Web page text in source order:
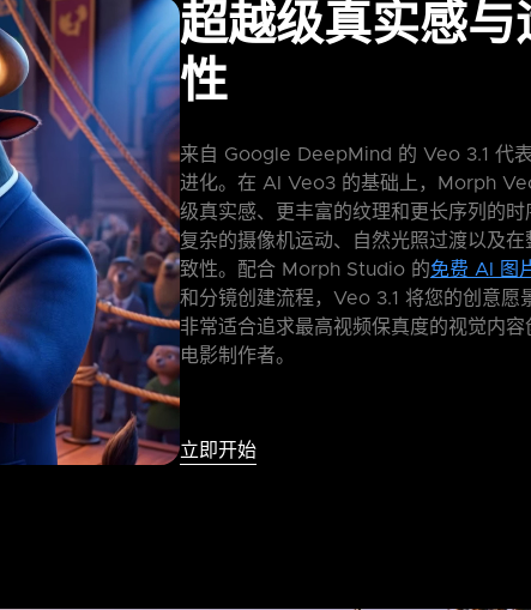
超越级真实感与
性
来自 Google DeepMind 的 Veo 3.1 代
进化。在 AI Veo3 的基础上，Morph
级真实感、更丰富的纹理和更长序列的
复杂的摄像机运动、自然光照过渡以及
致性。配合 Morph Studio 的免费 AI 图
和分镜创建流程，Veo 3.1 将您的创意愿
非常适合追求最高视频保真度的视觉内
电影制作者。
立即开始